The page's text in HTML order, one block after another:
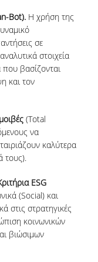
Bot). Η χρήση της
σε
στοιχεία
που βασίζονται
και τον
(Total
να
καλύτερα
τους).
ESG
(Social) και
στις στρατηγικές
κοινωνικών
βιώσιμων